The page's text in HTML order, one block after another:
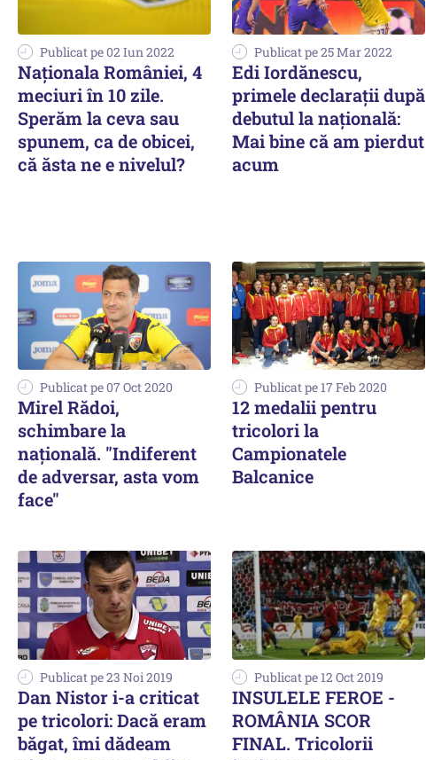
Publicat pe 02 Iun 2022
Naţionala României, 4
meciuri în 10 zile.
Sperăm la ceva sau
spunem, ca de obicei,
că ăsta ne e nivelul?
Publicat pe 25 Mar 2022
Edi Iordănescu,
primele declaraţii după
debutul la naţională:
Mai bine că am pierdut
acum
Publicat pe 07 Oct 2020
Mirel Rădoi,
schimbare la
naţională. "Indiferent
de adversar, asta vom
face"
Publicat pe 17 Feb 2020
12 medalii pentru
tricolori la
Campionatele
Balcanice
Publicat pe 23 Noi 2019
Dan Nistor i-a criticat
pe tricolori: Dacă eram
băgat, îmi dădeam
Publicat pe 12 Oct 2019
INSULELE FEROE -
ROMÂNIA SCOR
FINAL. Tricolorii